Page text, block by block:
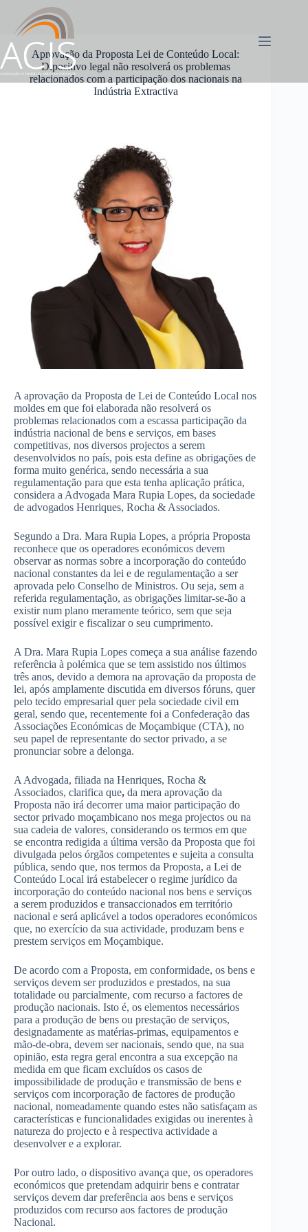
conteúdo
Aprovação da Proposta Lei de Conteúdo Local:
Dipositivo legal não resolverá os problemas
relacionados com a participação dos nacionais na
Indústria Extractiva
A aprovação da Proposta de Lei de Conteúdo Local nos
moldes em que foi elaborada não resolverá os
problemas relacionados com a escassa participação da
indústria nacional de bens e serviços, em bases
competitivas, nos diversos projectos a serem
desenvolvidos no país, pois esta define as obrigações de
forma muito genérica, sendo necessária a sua
regulamentação para que esta tenha aplicação prática,
considera a Advogada Mara Rupia Lopes, da sociedade
de advogados Henriques, Rocha & Associados.
Segundo a Dra. Mara Rupia Lopes, a própria Proposta
reconhece que os operadores económicos devem
observar as normas sobre a incorporação do conteúdo
nacional constantes da lei e de regulamentação a ser
aprovada pelo Conselho de Ministros. Ou seja, sem a
referida regulamentação, as obrigações limitar-se-ão a
existir num plano meramente teórico, sem que seja
possível exigir e fiscalizar o seu cumprimento.
A Dra. Mara Rupia Lopes começa a sua análise fazendo
referência à polémica que se tem assistido nos últimos
três anos, devido a demora na aprovação da proposta de
lei, após amplamente discutida em diversos fóruns, quer
pelo tecido empresarial quer pela sociedade civil em
geral, sendo que, recentemente foi a Confederação das
Associações Económicas de Moçambique (CTA), no
seu papel de representante do sector privado, a se
pronunciar sobre a delonga.
A Advogada, filiada na Henriques, Rocha &
Associados, clarifica que, da mera aprovação da
Proposta não irá decorrer uma maior participação do
sector privado moçambicano nos mega projectos ou na
sua cadeia de valores, considerando os termos em que
se encontra redigida a última versão da Proposta que foi
divulgada pelos órgãos competentes e sujeita a consulta
pública, sendo que, nos termos da Proposta, a Lei de
Conteúdo Local irá estabelecer o regime jurídico da
incorporação do conteúdo nacional nos bens e serviços
a serem produzidos e transaccionados em território
nacional e será aplicável a todos operadores económicos
que, no exercício da sua actividade, produzam bens e
prestem serviços em Moçambique.
De acordo com a Proposta, em conformidade, os bens e
serviços devem ser produzidos e prestados, na sua
totalidade ou parcialmente, com recurso a factores de
produção nacionais. Isto é, os elementos necessários
para a produção de bens ou prestação de serviços,
designadamente as matérias-primas, equipamentos e
mão-de-obra, devem ser nacionais, sendo que, na sua
opinião, esta regra geral encontra a sua excepção na
medida em que ficam excluídos os casos de
impossibilidade de produção e transmissão de bens e
serviços com incorporação de factores de produção
nacional, nomeadamente quando estes não satisfaçam as
características e funcionalidades exigidas ou inerentes à
natureza do projecto e à respectiva actividade a
desenvolver e a explorar.
Por outro lado, o dispositivo avança que, os operadores
económicos que pretendam adquirir bens e contratar
serviços devem dar preferência aos bens e serviços
produzidos com recurso aos factores de produção
Nacional.